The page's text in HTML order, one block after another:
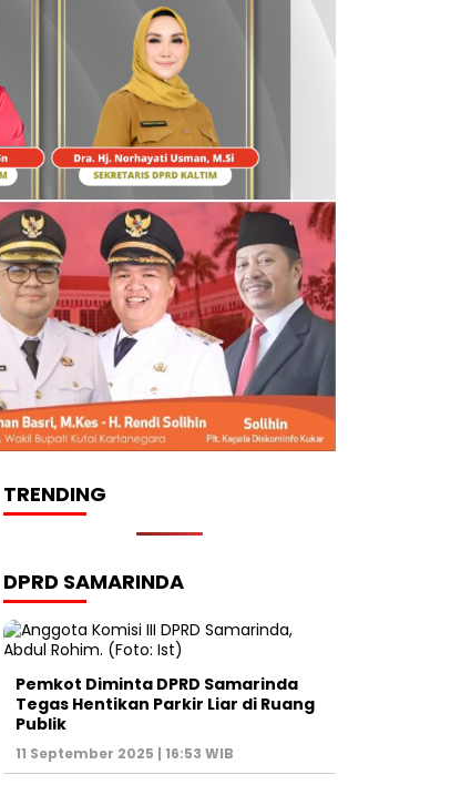
TRENDING
DPRD SAMARINDA
Pemkot Diminta DPRD Samarinda
Tegas Hentikan Parkir Liar di Ruang
Publik
11 September 2025 | 16:53 WIB